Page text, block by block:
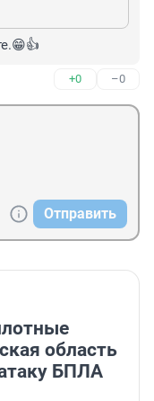
+0 –0
Отправить
область
БПЛА